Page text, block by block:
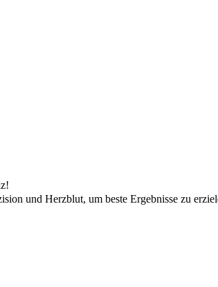
und Herzblut, um beste Ergebnisse zu